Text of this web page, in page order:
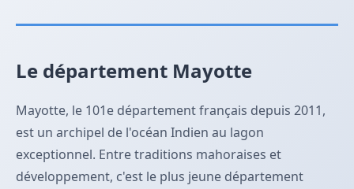
Le département Mayotte
Mayotte, le 101e département français depuis 2011,
est un archipel de l'océan Indien au lagon
exceptionnel. Entre traditions mahoraises et
développement, c'est le plus jeune département